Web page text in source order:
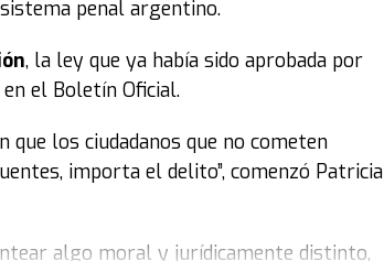
penal argentino.
, la ley que ya había sido aprobada por
el Boletín Oficial.
que los ciudadanos que no cometen
importa el delito”, comenzó Patricia
algo moral y jurídicamente distinto,